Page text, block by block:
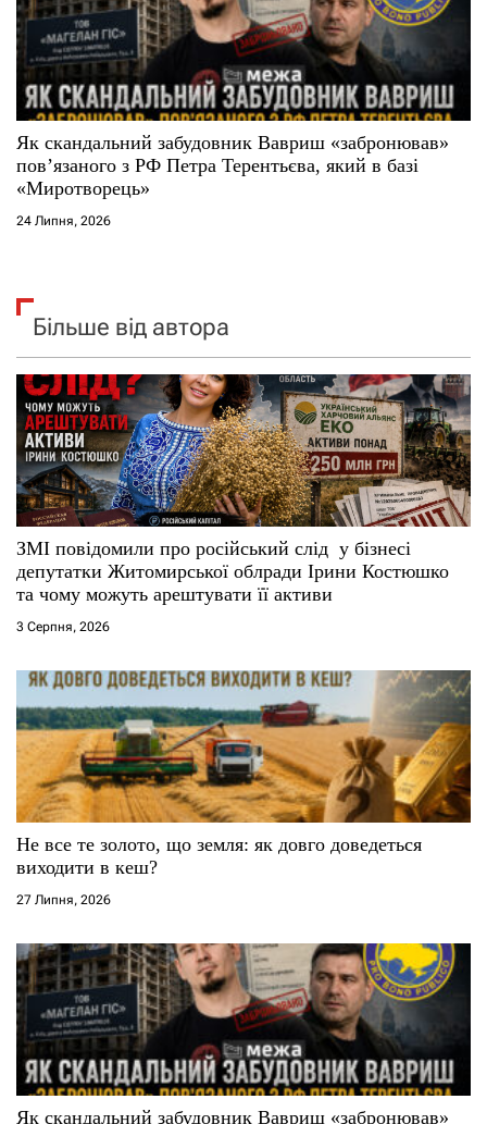
Як скандальний забудовник Вавриш «забронював»
повʼязаного з РФ Петра Терентьєва, який в базі
«Миротворець»
24 Липня, 2026
Більше від автора
ЗМІ повідомили про російський слід у бізнесі
депутатки Житомирської облради Ірини Костюшко
та чому можуть арештувати її активи
3 Серпня, 2026
Не все те золото, що земля: як довго доведеться
виходити в кеш?
27 Липня, 2026
Як скандальний забудовник Вавриш «забронював»